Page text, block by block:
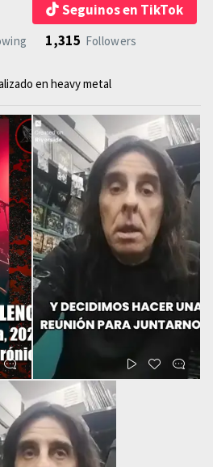
Seguinos en TikTok
1,315 Followers
en heavy metal